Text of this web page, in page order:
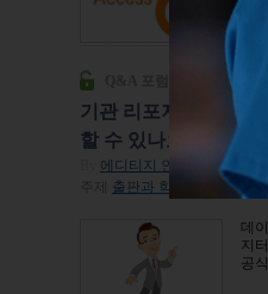
기관 리포지터리에
할 수 있나요?
에디티지 인사이트 | 2016
출판과 학계 이야기, 저
데
지
공